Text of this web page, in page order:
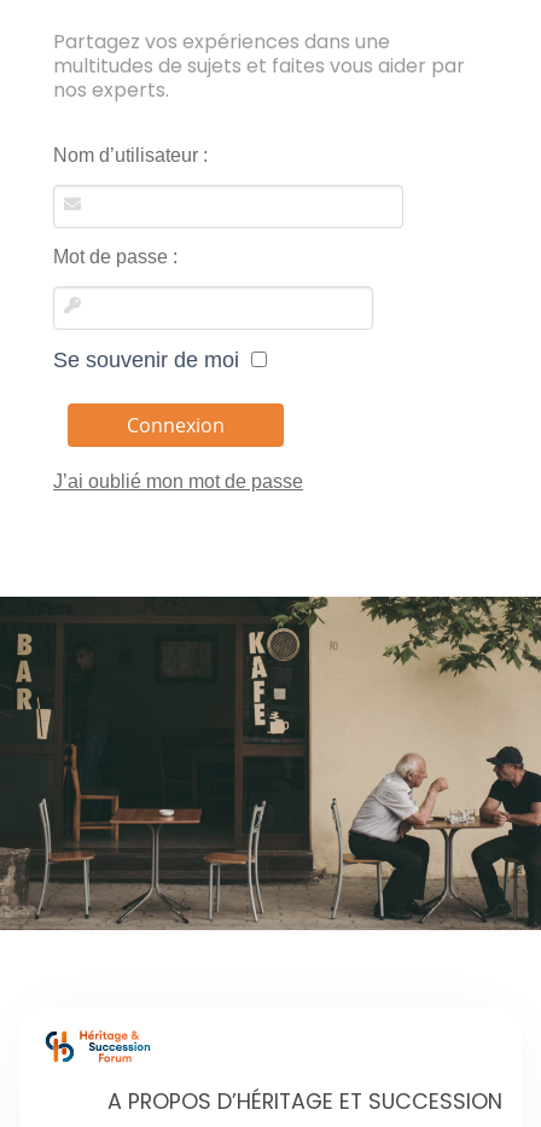
Partagez vos expériences dans une
multitudes de sujets et faites vous aider par
nos experts.
Nom d’utilisateur :
Mot de passe :
Se souvenir de moi
J’ai oublié mon mot de passe
A PROPOS D’HÉRITAGE ET SUCCESSION